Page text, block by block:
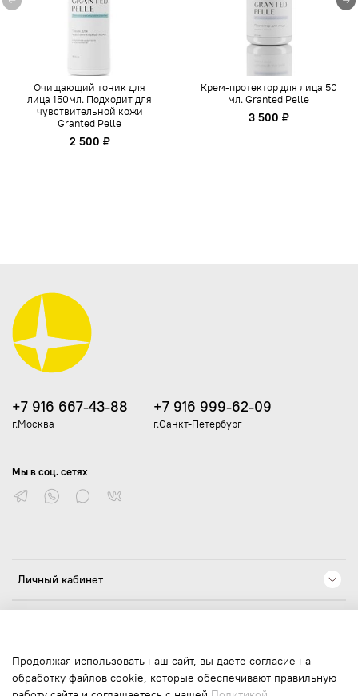
Очищающий тоник для
лица 150мл. Подходит для
чувствительной кожи
Granted Pelle
2 500 ₽
Крем-протектор для лица 50
мл. Granted Pelle
3 500 ₽
Личный кабинет
Юридические документы
+7 916 667-43-88
г.Москва
+7 916 999-62-09
г.Санкт-Петербург
Мы в соц. сетях
Продолжая использовать наш сайт, вы даете согласие на
обработку файлов cookie, которые обеспечивают правильную